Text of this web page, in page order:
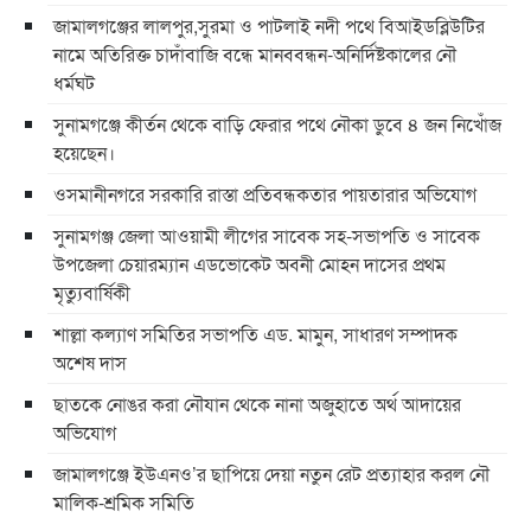
জামালগঞ্জের লালপুর,সুরমা ও পাটলাই নদী পথে বিআইডব্লিউটির
নামে অতিরিক্ত চাদাঁবাজি বন্ধে মানববন্ধন-অনির্দিষ্টকালের নৌ
ধর্মঘট
সুনামগঞ্জে কীর্তন থেকে বাড়ি ফেরার পথে নৌকা ডুবে ৪ জন নিখোঁজ
হয়েছেন।
ওসমানীনগরে সরকারি রাস্তা প্রতিবন্ধকতার পায়তারার অভিযোগ
সুনামগঞ্জ জেলা আওয়ামী লীগের সাবেক সহ-সভাপতি ও সাবেক
উপজেলা চেয়ারম্যান এডভোকেট অবনী মোহন দাসের প্রথম
মৃত্যুবার্ষিকী
শাল্লা কল্যাণ সমিতির সভাপতি এড. মামুন, সাধারণ সম্পাদক
অশেষ দাস
ছাতকে নোঙর করা নৌযান থেকে নানা অজুহাতে অর্থ আদায়ের
অভিযোগ
জামালগঞ্জে ইউএনও’র ছাপিয়ে দেয়া নতুন রেট প্রত্যাহার করল নৌ
মালিক-শ্রমিক সমিতি